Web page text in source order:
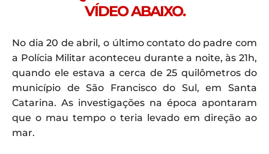
VÍDEO ABAIXO.
No dia 20 de abril, o último contato do padre com
a Polícia Militar aconteceu durante a noite, às 21h,
quando ele estava a cerca de 25 quilômetros do
município de São Francisco do Sul, em Santa
Catarina. As investigações na época apontaram
que o mau tempo o teria levado em direção ao
mar.